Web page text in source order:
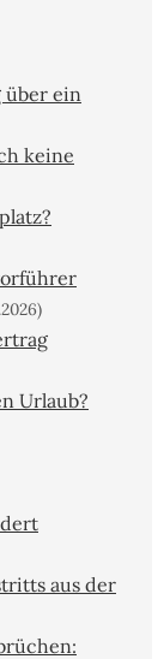
über ein
keine
Urlaub?
aus der